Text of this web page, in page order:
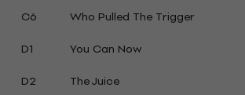
C6
Who Pulled The Trigger
D1
You Can Now
D2
The Juice